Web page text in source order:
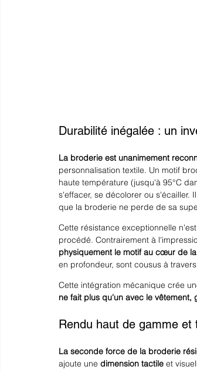
Durabilité inégalée : un
La broderie est unanimement
personnalisation textile. Un motif
haute température (jusqu'à 95°C
s'effacer, se décolorer ou s'écailler.
que la broderie ne perde de sa
Cette résistance exceptionnelle
procédé. Contrairement à
physiquement le motif au cœur de
en profondeur, sont cousus à
Cette intégration mécanique crée
ne fait plus qu'un avec le vêtement,
Rendu haut de gamme
La seconde force de la broderie
ajoute une dimension tactile et